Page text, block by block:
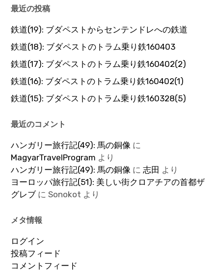
最近の投稿
鉄道(19): ブダペストからセンテンドレへの鉄道
鉄道(18): ブダペストのトラム乗り鉄160403
鉄道(17): ブダペストのトラム乗り鉄160402(2)
鉄道(16): ブダペストのトラム乗り鉄160402(1)
鉄道(15): ブダペストのトラム乗り鉄160328(5)
最近のコメント
ハンガリー旅行記(49): 馬の銅像 に
MagyarTravelProgram より
ハンガリー旅行記(49): 馬の銅像 に志田 より
ヨーロッパ旅行記(51): 美しい街クロアチアの首都ザ
グレブにSonokot より
メタ情報
ログイン
投稿フィード
コメントフィード